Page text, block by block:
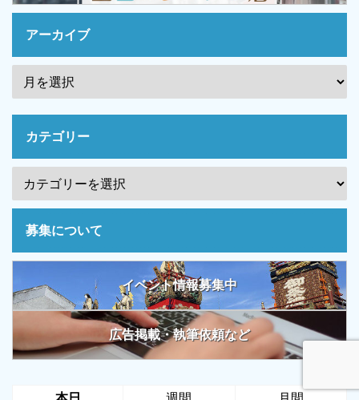
アーカイブ
カテゴリー
募集について
イベント情報募集中
広告掲載・執筆依頼など